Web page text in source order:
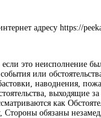
адресу https://
это неисполнение
или
наводнения,
выходящие
как
обязаны